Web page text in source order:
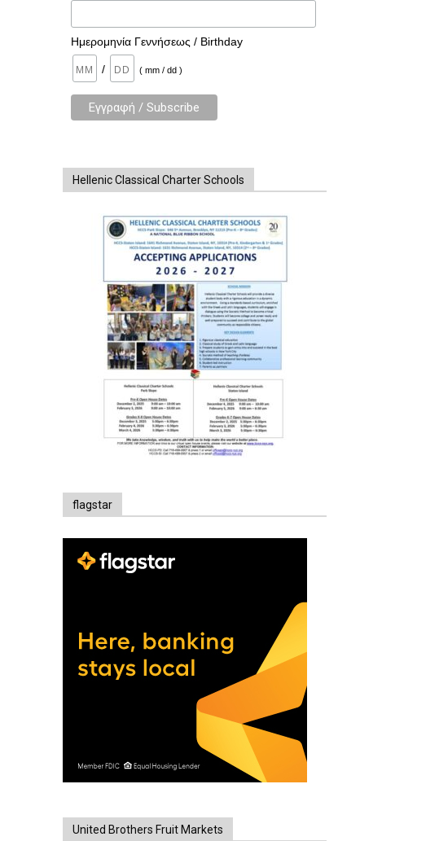
Ημερομηνία Γεννήσεως / Birthday
/ ( mm / dd )
Hellenic Classical Charter Schools
flagstar
United Brothers Fruit Markets